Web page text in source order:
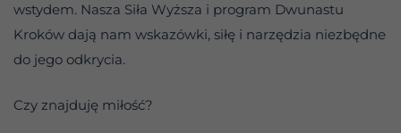
wstydem. Nasza Siła Wyższa i program Dwunastu
Kroków dają nam wskazówki, siłę i narzędzia niezbędne
do jego odkrycia.
Czy znajduję miłość?